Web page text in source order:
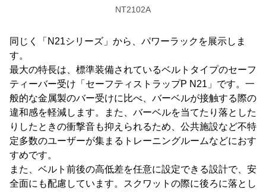
NT2102A
同じく「N21シリーズ」から、パワーラックを展示しま
す。
最大の特長は、標準装備されているベルトタイプのセーフ
ティーバー受け「セーフティストラップP N21」です。一
般的な金属製のバー受けに比べ、バーベルが接触する際の
違和感を軽減します。また、バーベルを当てたり落とした
りしたときの衝撃音も抑えられるため、公共施設など不特
定多数のユーザーが集まるトレーニングルームなどにおす
すめです。
また、ベルト前後の高低差を任意に設定できる設計で、安
全面にも配慮しています。スクワットの際に後ろに落とし